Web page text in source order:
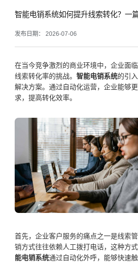
智能电销系统如何提升线索转化？一
发布日期： 2026-07-06
在当今竞争激烈的商业环境中，企业面
线索转化率的挑战。 智能电销系统的引
解决方案。通过自动化运营，企业能够
求，提高转化效率。
首先，企业客户服务的痛点之一是线索
销方式往往依赖人工拨打电话，这种方式
能电销系统通过自动化外呼，能够快速